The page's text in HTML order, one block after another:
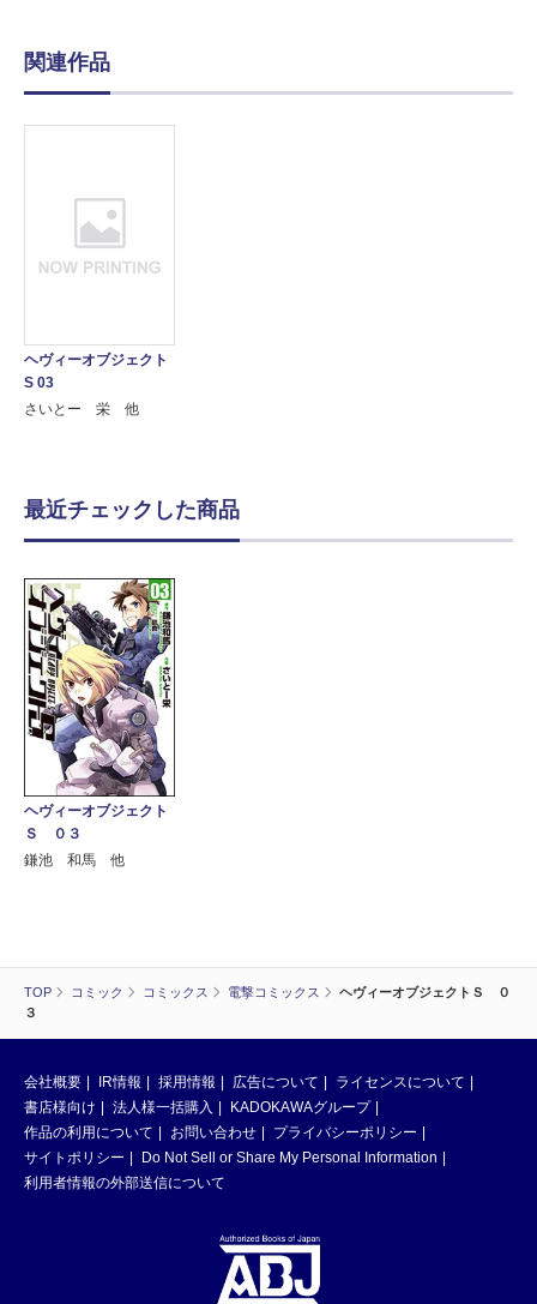
TOP コミック コミックス 電撃コミックス
ヘヴィーオブジェクトＳ ０
３
関連作品
ヘヴィーオブジェクト
S 03
さいとー 栄 他
最近チェックした商品
ヘヴィーオブジェクト
Ｓ ０３
鎌池 和馬 他
会社概要 IR情報 採用情報 広告について
ライセンスについて
書店様向け
法人様一括購入
KADOKAWAグループ
作品の利用について
お問い合わせ
プライバシーポリシー
サイトポリシー
Do Not Sell or Share My Personal Information
利用者情報の外部送信について